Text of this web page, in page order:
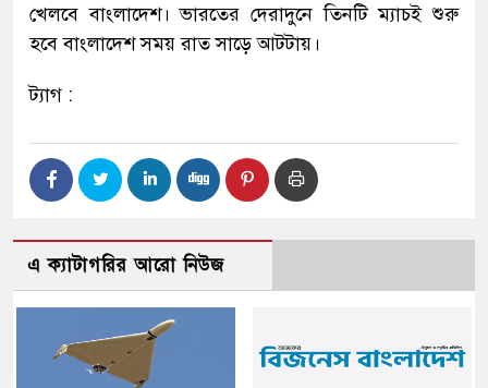
খেলবে বাংলাদেশ। ভারতের দেরাদুনে তিনটি ম্যাচই শুরু
হবে বাংলাদেশ সময় রাত সাড়ে আটটায়।
ট্যাগ :
এ ক্যাটাগরির আরো নিউজ